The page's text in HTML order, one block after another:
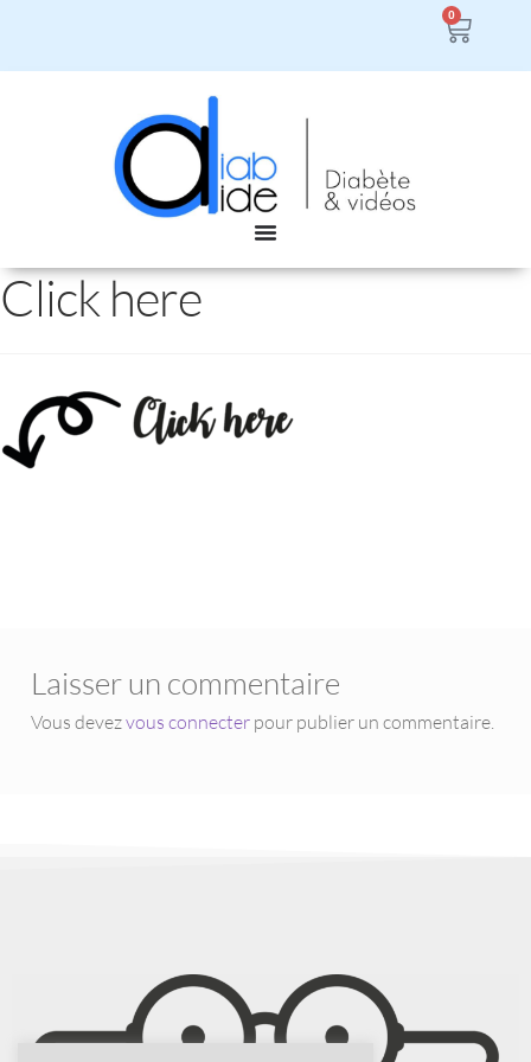
0
Click here
Laisser un commentaire
Vous devezvous connecterpour publier un commentaire.